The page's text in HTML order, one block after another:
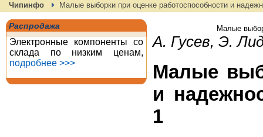
Чипинфо Малые выборки при оценке работоспособности и
Распродажа
Электронные компоненты со
склада по низким ценам,
подробнее >>>
Малые
А. Гусев, Э.
Малые
и
1